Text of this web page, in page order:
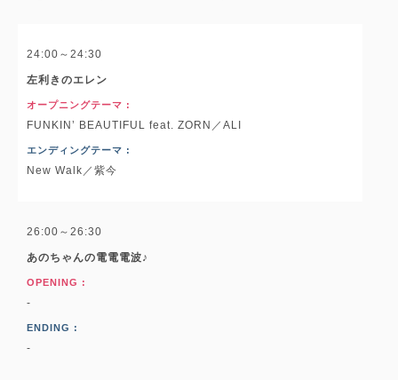
24:00～24:30
左利きのエレン
オープニングテーマ :
FUNKIN’ BEAUTIFUL feat. ZORN／ALI
エンディングテーマ :
New Walk／紫今
26:00～26:30
あのちゃんの電電電波♪
OPENING :
-
ENDING :
-